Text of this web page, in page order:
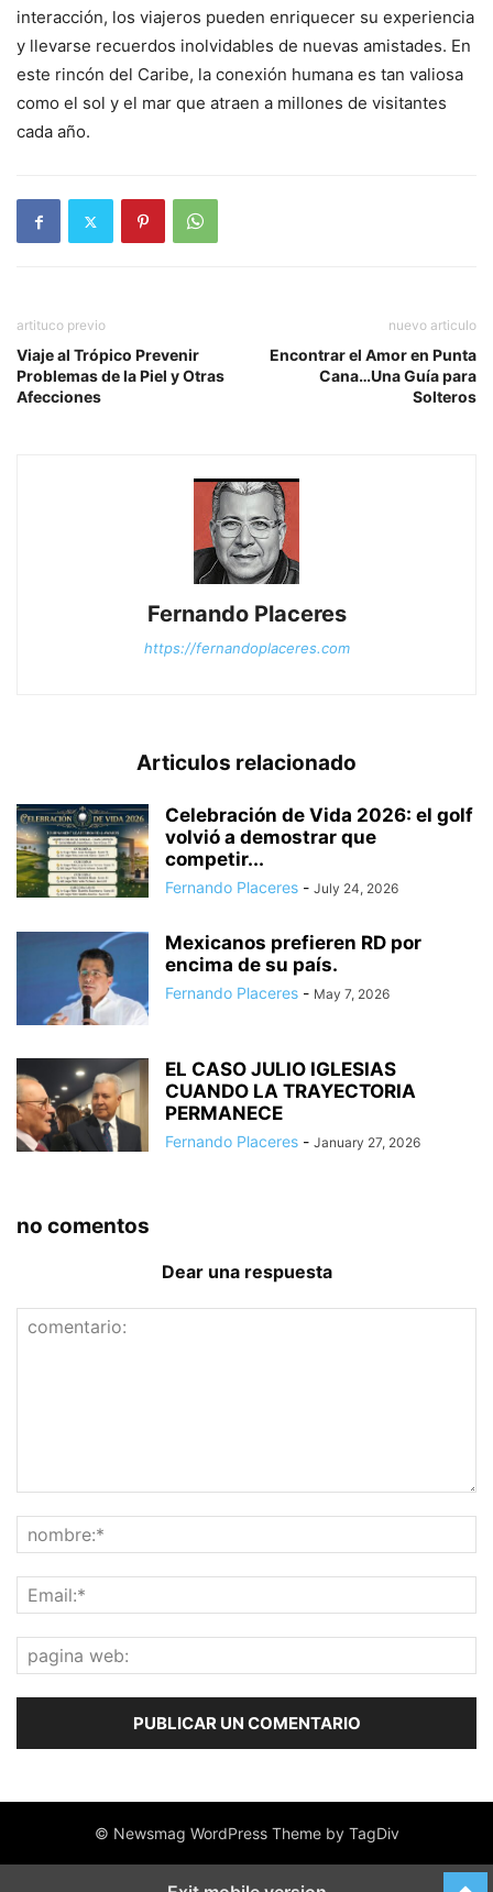
interacción, los viajeros pueden enriquecer su experiencia
y llevarse recuerdos inolvidables de nuevas amistades. En
este rincón del Caribe, la conexión humana es tan valiosa
como el sol y el mar que atraen a millones de visitantes
cada año.
artituco previo
Viaje al Trópico Prevenir
Problemas de la Piel y Otras
Afecciones
nuevo articulo
Encontrar el Amor en Punta
Cana…Una Guía para
Solteros
Fernando Placeres
https://fernandoplaceres.com
Articulos relacionado
Celebración de Vida 2026: el golf
volvió a demostrar que
competir...
Fernando Placeres - July 24, 2026
Mexicanos prefieren RD por
encima de su país.
Fernando Placeres - May 7, 2026
EL CASO JULIO IGLESIAS
CUANDO LA TRAYECTORIA
PERMANECE
Fernando Placeres - January 27, 2026
no comentos
Dear una respuesta
© Newsmag WordPress Theme by TagDiv